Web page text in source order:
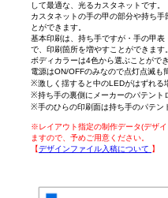
して最適な、光るカスタネットです。
カスタネットの手の甲の部分や持ち
とができます。
基本印刷は、持ち手ですが・手の甲
で、印刷箇所を増やすことができます。
ボディカラーは4色から選ぶことができ
電源はON/OFFのみなので点灯点滅も
※激しく揺すると中のLEDがはずれる
※持ち手の裏側にメーカーのパテント
※手のひらの印刷面は持ち手のパテン
※レイアウト指定の制作データ(デザ
ますので、予めご用意ください。
【デザインファイル入稿について 】